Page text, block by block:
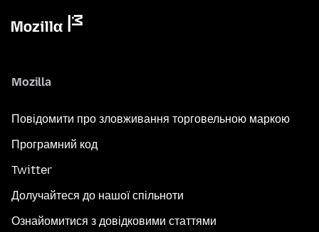
Mozilla
Повідомити про зловживання торговельною маркою
Програмний код
Twitter
Долучайтеся до нашої спільноти
Ознайомитися з довідковими статтями